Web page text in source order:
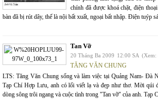
chính đã được khoá chặt, điện
bàn đã bị rút dây, thế là nội bất xuất, ngoại bất nhập. Điện tuýp
Tan Vỡ
20 Tháng Ba 2009 12:00 SA (Xem:
TĂNG VĂN CHUNG
LTS: Tăng Văn Chung sống và làm việc tại Quảng Nam- Đà
Tạp Chí Hợp Lưu, anh có lối viết lạ và đẹp như thơ. Mời qúi
dòng sông trôi ngang và cuộc tình trong "Tan vỡ" của anh. Tạp